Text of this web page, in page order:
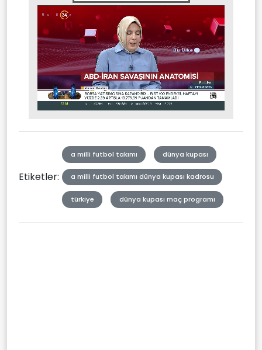
Mute Stream
Etiketler:
a milli futbol takımı dünya kupası
a milli futbol takımı dünya kupası kadrosu
türkiye dünya kupası maç programı